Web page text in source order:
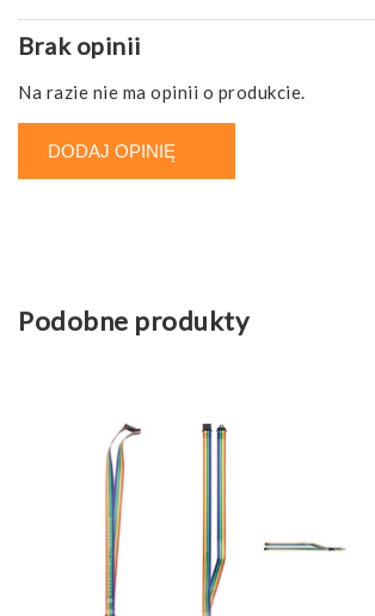
Brak opinii
Na razie nie ma opinii o produkcie.
DODAJ OPINIĘ
Podobne produkty